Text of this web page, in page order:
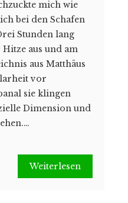
mich wie
bei den Schafen
Stunden lang
aus und am
aus Matthäus
vor
sie klingen
Dimension und
Weiterlesen